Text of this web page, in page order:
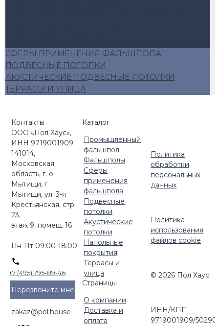
Стойки (опоры) для фальшпола
Аксессуары для фальшпола
Алюминиевый фальшпол
Плиты фальшопола 600*600
Люки для фальшпола
СФЕРЫ ПРИМЕНЕНИЯ ФАЛЬШПОЛА
ПОДВЕСНЫЕ ПОТОЛКИ
АКУСТИЧЕСКИЕ ПОДВЕСНЫЕ ПОТОЛКИ
ТЕРРАСЫ И УЛИЦА
Контакты
ООО «Пол Хаус»,
ИНН 9719001909
141014,
Московская
область, г. о.
Мытищи, г.
Мытищи, ул. 3-я
Крестьянская, стр.
23,
этаж 9, помещ. 16
Пн-Пт 09:00-18:00
+7 (495) 795-89-46
Перезвоните мне
zakaz@pol.house
Каталог
Промышленный
фальшпол
Фальшполы
Сферы
применения
фальшпола
Подвесные
потолки
Акустические
потолки
Напольные
покрытия
Террасы и
улица
Страницы
О компании
Доставка и
оплата
Политика
обработки
персональных
данных
Политика
использования
файлов cookie
© 2026 Пол Хаус
ИНН/КПП
9719001909/